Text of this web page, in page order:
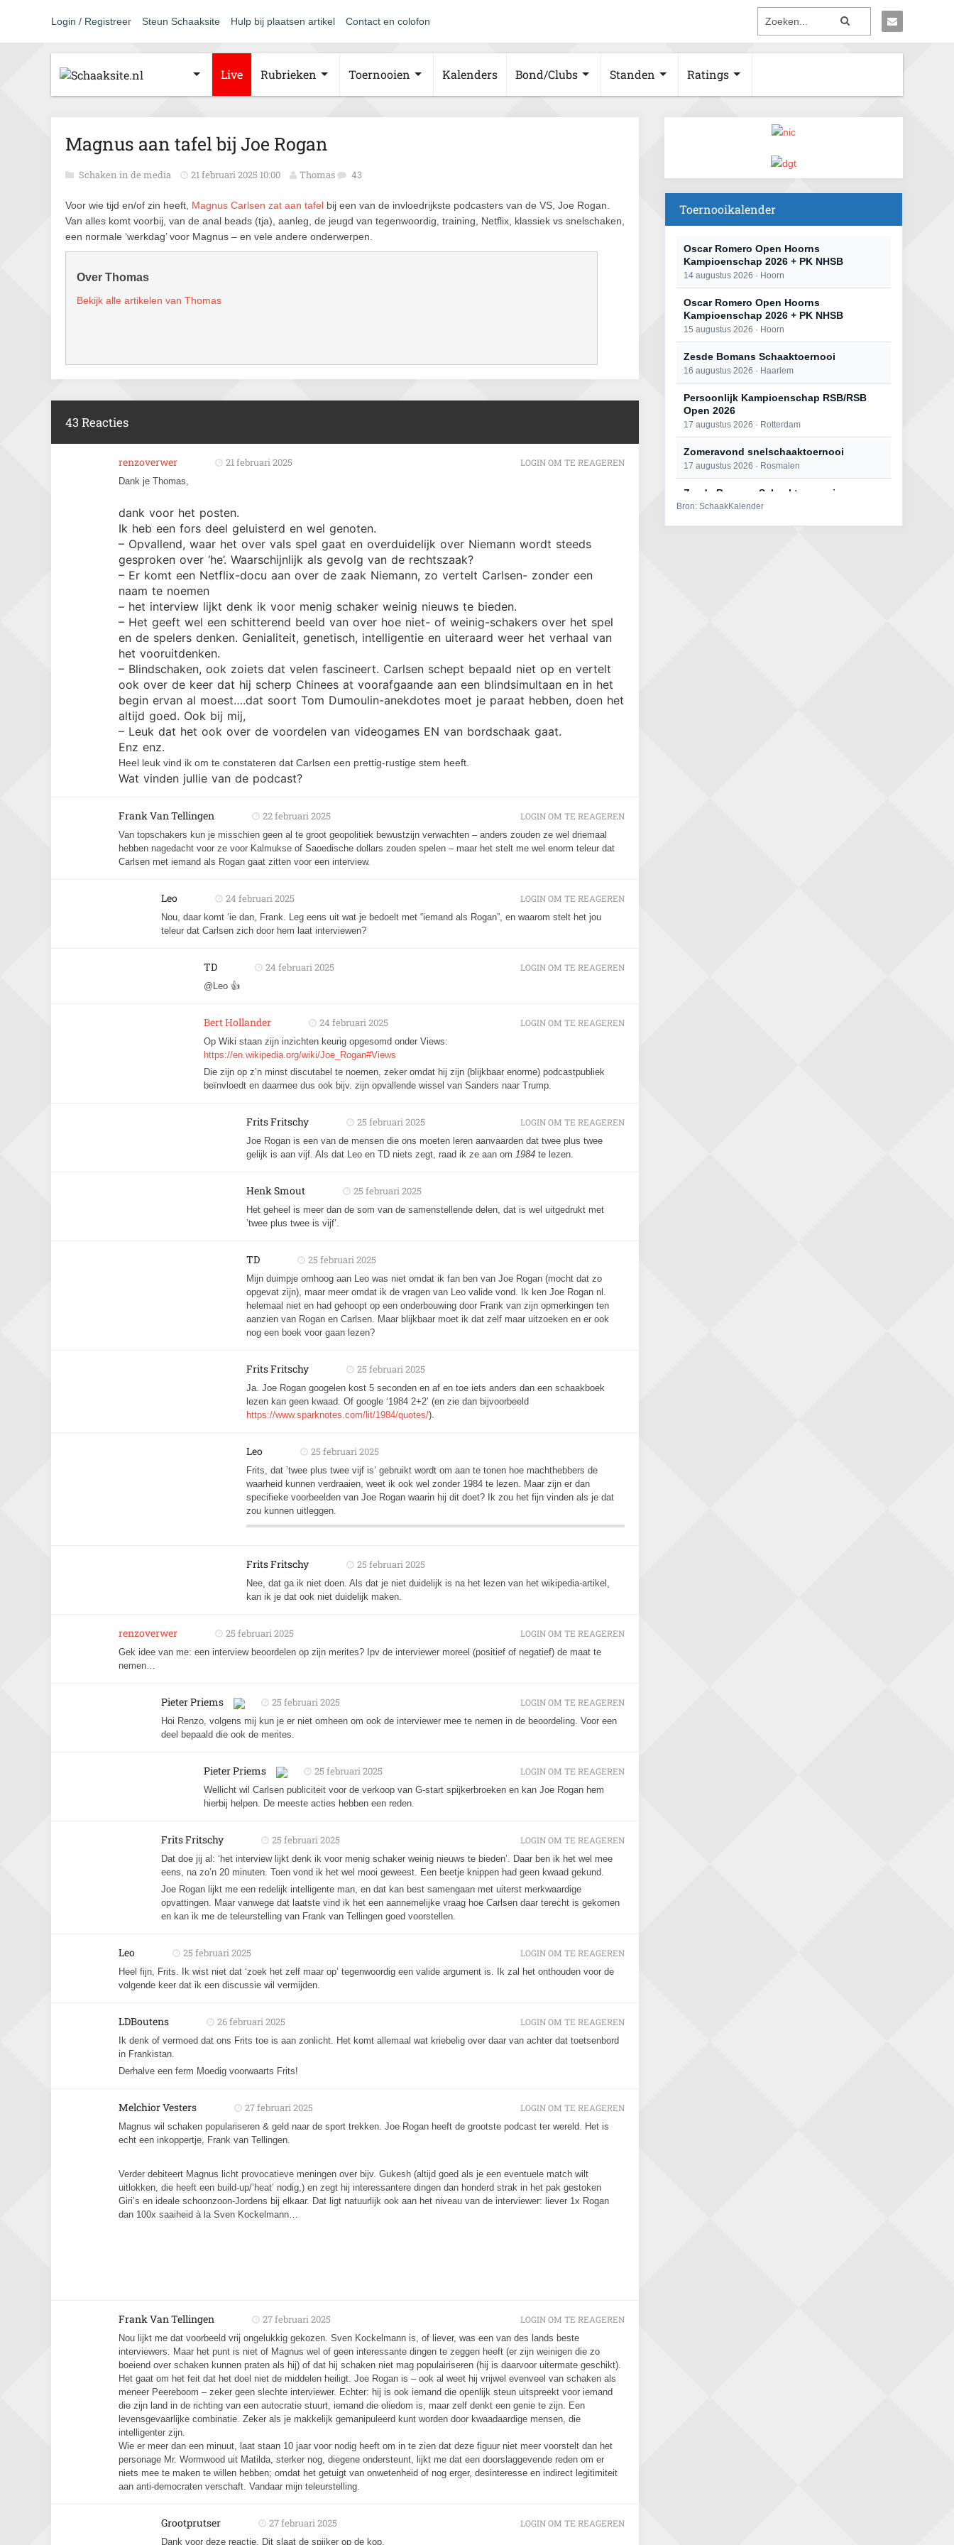
Login / Registreer Steun Schaaksite Hulp bij plaatsen artikel Contact en colofon
Live Rubrieken Toernooien Kalenders Bond/Clubs Standen Ratings
Magnus aan tafel bij Joe Rogan
Schaken in de media 21 februari 2025 10:00 Thomas 43
Voor wie tijd en/of zin heeft, Magnus Carlsen zat aan tafel bij een van de invloedrijkste podcasters van de VS, Joe Rogan.
Van alles komt voorbij, van de anal beads (tja), aanleg, de jeugd van tegenwoordig, training, Netflix, klassiek vs snelschaken,
een normale ‘werkdag’ voor Magnus – en vele andere onderwerpen.
Over Thomas
Bekijk alle artikelen van Thomas
43 Reacties
renzoverwer 21 februari 2025
Dank je Thomas,
dank voor het posten.
Ik heb een fors deel geluisterd en wel genoten.
– Opvallend, waar het over vals spel gaat en overduidelijk over Niemann wordt steeds
gesproken over ‘he’. Waarschijnlijk als gevolg van de rechtszaak?
– Er komt een Netflix-docu aan over de zaak Niemann, zo vertelt Carlsen- zonder een
naam te noemen
– het interview lijkt denk ik voor menig schaker weinig nieuws te bieden.
– Het geeft wel een schitterend beeld van over hoe niet- of weinig-schakers over het spel
en de spelers denken. Genialiteit, genetisch, intelligentie en uiteraard weer het verhaal van
het vooruitdenken.
– Blindschaken, ook zoiets dat velen fascineert. Carlsen schept bepaald niet op en vertelt
ook over de keer dat hij scherp Chinees at voorafgaande aan een blindsimultaan en in het
begin ervan al moest….dat soort Tom Dumoulin-anekdotes moet je paraat hebben, doen het
altijd goed. Ook bij mij,
– Leuk dat het ook over de voordelen van videogames EN van bordschaak gaat.
Enz enz.
Heel leuk vind ik om te constateren dat Carlsen een prettig-rustige stem heeft.
Wat vinden jullie van de podcast?
LOGIN OM TE REAGEREN
Frank Van Tellingen 22 februari 2025
Van topschakers kun je misschien geen al te groot geopolitiek bewustzijn verwachten – anders zouden ze wel driemaal
hebben nagedacht voor ze voor Kalmukse of Saoedische dollars zouden spelen – maar het stelt me wel enorm teleur dat
Carlsen met iemand als Rogan gaat zitten voor een interview.
LOGIN OM TE REAGEREN
Leo 24 februari 2025
Nou, daar komt ‘ie dan, Frank. Leg eens uit wat je bedoelt met “iemand als Rogan”, en waarom stelt het jou
teleur dat Carlsen zich door hem laat interviewen?
LOGIN OM TE REAGEREN
TD 24 februari 2025
@Leo 👍
LOGIN OM TE REAGEREN
Bert Hollander 24 februari 2025
Op Wiki staan zijn inzichten keurig opgesomd onder Views:
https://en.wikipedia.org/wiki/Joe_Rogan#Views
Die zijn op z’n minst discutabel te noemen, zeker omdat hij zijn (blijkbaar enorme) podcastpubliek
beïnvloedt en daarmee dus ook bijv. zijn opvallende wissel van Sanders naar Trump.
LOGIN OM TE REAGEREN
Frits Fritschy 25 februari 2025
Joe Rogan is een van de mensen die ons moeten leren aanvaarden dat twee plus twee
gelijk is aan vijf. Als dat Leo en TD niets zegt, raad ik ze aan om 1984 te lezen.
LOGIN OM TE REAGEREN
Henk Smout 25 februari 2025
Het geheel is meer dan de som van de samenstellende delen, dat is wel uitgedrukt met
’twee plus twee is vijf’.
TD 25 februari 2025
Mijn duimpje omhoog aan Leo was niet omdat ik fan ben van Joe Rogan (mocht dat zo
opgevat zijn), maar meer omdat ik de vragen van Leo valide vond. Ik ken Joe Rogan nl.
helemaal niet en had gehoopt op een onderbouwing door Frank van zijn opmerkingen ten
aanzien van Rogan en Carlsen. Maar blijkbaar moet ik dat zelf maar uitzoeken en er ook
nog een boek voor gaan lezen?
Frits Fritschy 25 februari 2025
Ja. Joe Rogan googelen kost 5 seconden en af en toe iets anders dan een schaakboek
lezen kan geen kwaad. Of google ‘1984 2+2’ (en zie dan bijvoorbeeld
https://www.sparknotes.com/lit/1984/quotes/).
Leo 25 februari 2025
Frits, dat ’twee plus twee vijf is’ gebruikt wordt om aan te tonen hoe machthebbers de
waarheid kunnen verdraaien, weet ik ook wel zonder 1984 te lezen. Maar zijn er dan
specifieke voorbeelden van Joe Rogan waarin hij dit doet? Ik zou het fijn vinden als je dat
zou kunnen uitleggen.
Frits Fritschy 25 februari 2025
Nee, dat ga ik niet doen. Als dat je niet duidelijk is na het lezen van het wikipedia-artikel,
kan ik je dat ook niet duidelijk maken.
renzoverwer 25 februari 2025
Gek idee van me: een interview beoordelen op zijn merites? Ipv de interviewer moreel (positief of negatief) de maat te
nemen…
LOGIN OM TE REAGEREN
Pieter Priems 25 februari 2025
Hoi Renzo, volgens mij kun je er niet omheen om ook de interviewer mee te nemen in de beoordeling. Voor een
deel bepaald die ook de merites.
LOGIN OM TE REAGEREN
Pieter Priems 25 februari 2025
Wellicht wil Carlsen publiciteit voor de verkoop van G-start spijkerbroeken en kan Joe Rogan hem
hierbij helpen. De meeste acties hebben een reden.
LOGIN OM TE REAGEREN
Frits Fritschy 25 februari 2025
Dat doe jij al: ‘het interview lijkt denk ik voor menig schaker weinig nieuws te bieden’. Daar ben ik het wel mee
eens, na zo’n 20 minuten. Toen vond ik het wel mooi geweest. Een beetje knippen had geen kwaad gekund.
Joe Rogan lijkt me een redelijk intelligente man, en dat kan best samengaan met uiterst merkwaardige
opvattingen. Maar vanwege dat laatste vind ik het een aannemelijke vraag hoe Carlsen daar terecht is gekomen
en kan ik me de teleurstelling van Frank van Tellingen goed voorstellen.
LOGIN OM TE REAGEREN
Leo 25 februari 2025
Heel fijn, Frits. Ik wist niet dat ‘zoek het zelf maar op’ tegenwoordig een valide argument is. Ik zal het onthouden voor de
volgende keer dat ik een discussie wil vermijden.
LOGIN OM TE REAGEREN
LDBoutens 26 februari 2025
Ik denk of vermoed dat ons Frits toe is aan zonlicht. Het komt allemaal wat kriebelig over daar van achter dat toetsenbord
in Frankistan.
Derhalve een ferm Moedig voorwaarts Frits!
LOGIN OM TE REAGEREN
Melchior Vesters 27 februari 2025
Magnus wil schaken populariseren & geld naar de sport trekken. Joe Rogan heeft de grootste podcast ter wereld. Het is
echt een inkoppertje, Frank van Tellingen.
Verder debiteert Magnus licht provocatieve meningen over bijv. Gukesh (altijd goed als je een eventuele match wilt
uitlokken, die heeft een build-up/’heat’ nodig,) en zegt hij interessantere dingen dan honderd strak in het pak gestoken
Giri’s en ideale schoonzoon-Jordens bij elkaar. Dat ligt natuurlijk ook aan het niveau van de interviewer: liever 1x Rogan
dan 100x saaiheid à la Sven Kockelmann…
LOGIN OM TE REAGEREN
Frank Van Tellingen 27 februari 2025
Nou lijkt me dat voorbeeld vrij ongelukkig gekozen. Sven Kockelmann is, of liever, was een van des lands beste
interviewers. Maar het punt is niet of Magnus wel of geen interessante dingen te zeggen heeft (er zijn weinigen die zo
boeiend over schaken kunnen praten als hij) of dat hij schaken niet mag populairiseren (hij is daarvoor uitermate geschikt).
Het gaat om het feit dat het doel niet de middelen heiligt. Joe Rogan is – ook al weet hij vrijwel evenveel van schaken als
meneer Peereboom – zeker geen slechte interviewer. Echter: hij is ook iemand die openlijk steun uitspreekt voor iemand
die zijn land in de richting van een autocratie stuurt, iemand die oliedom is, maar zelf denkt een genie te zijn. Een
levensgevaarlijke combinatie. Zeker als je makkelijk gemanipuleerd kunt worden door kwaadaardige mensen, die
intelligenter zijn.
Wie er meer dan een minuut, laat staan 10 jaar voor nodig heeft om in te zien dat deze figuur niet meer voorstelt dan het
personage Mr. Wormwood uit Matilda, sterker nog, diegene ondersteunt, lijkt me dat een doorslaggevende reden om er
niets mee te maken te willen hebben; omdat het getuigt van onwetenheid of nog erger, desinteresse en indirect legitimiteit
aan anti-democraten verschaft. Vandaar mijn teleurstelling.
LOGIN OM TE REAGEREN
Grootprutser 27 februari 2025
Dank voor deze reactie. Dit slaat de spijker op de kop.
LOGIN OM TE REAGEREN
Toernooikalender
Oscar Romero Open Hoorns
Kampioenschap 2026 + PK NHSB
14 augustus 2026 · Hoorn
Oscar Romero Open Hoorns
Kampioenschap 2026 + PK NHSB
15 augustus 2026 · Hoorn
Zesde Bomans Schaaktoernooi
16 augustus 2026 · Haarlem
Persoonlijk Kampioenschap RSB/RSB
Open 2026
17 augustus 2026 · Rotterdam
Zomeravond snelschaaktoernooi
17 augustus 2026 · Rosmalen
Zesde Bomans Schaaktoernooi
17 augustus 2026 · Haarlem
Bron: SchaakKalender